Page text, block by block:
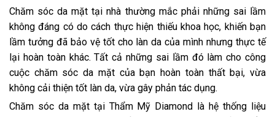
Chăm sóc da mặt tại nhà thường mắc phải những sai lầm
không đáng có do cách thực hiện thiếu khoa học, khiến bạn
lầm tưởng đã bảo vệ tốt cho làn da của mình nhưng thực tế
lại hoàn toàn khác. Tất cả những sai lầm đó làm cho công
cuộc chăm sóc da mặt của bạn hoàn toàn thất bại, vừa
không cải thiện tốt làn da, vừa gây phản tác dụng.
Chăm sóc da mặt tại Thẩm Mỹ Diamond là hệ thống liệu